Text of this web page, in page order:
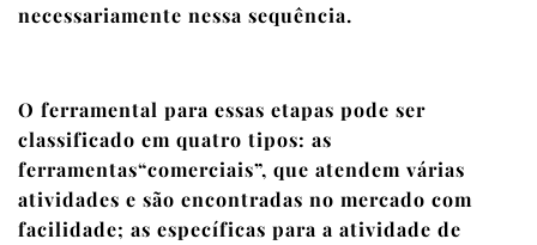
necessariamente nessa sequência.
O ferramental para essas etapas pode ser
classificado em quatro tipos: as
ferramentas“comerciais”, que atendem várias
atividades e são encontradas no mercado com
facilidade; as específicas para a atividade de